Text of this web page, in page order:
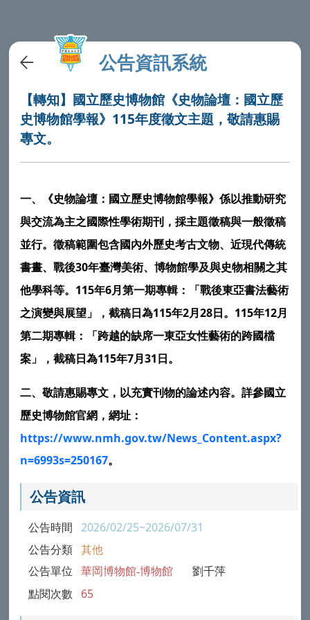
公告資訊系統
【轉知】國立歷史博物館《史物論壇：國立歷
史博物館學報》115年度徵文主題，敬請惠賜
專文。
一、《史物論壇：國立歷史博物館學報》係以推動研究
與交流為主之國際性學術期刊，採主題徵稿與一般徵稿
並行。徵稿範圍包含國內外歷史考古文物、近現代傳統
書晝、戰後30年臺灣美術、博物館學及與史物相關之其
他學科等。 115年6月第一期專輯：「戰後東亞書法藝術
之演變與展望」，截稿日為115年2月28 日。 115年12月
第二期專輯：「跨越的缺席一東亞女性藝術的跨國檔
案」，截稿日為115年7月31 日。
二、敬請惠賜專文，以充實刊物的論述內容。詳參國立
歷史博物館官網，網址：
https://www.nmh.gov.tw/News_Content.aspx?
n=6993s=250167。
公告資訊
公告時間 2026/02/25~2026/07/31
公告分類 其他
公告單位 華岡博物館-博物館 劉千萍
點閱次數 65